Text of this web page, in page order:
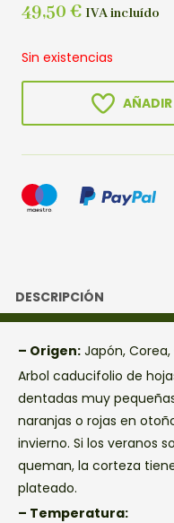
49,50 € IVA incluído
Sin existencias
AÑADIR
DESCRIPCIÓN
– Origen: Japón, Corea,
Arbol caducifolio de
dentadas muy
naranjas o rojas en
invierno. Si los veranos
queman, la corteza
plateado.
– Temperatura: